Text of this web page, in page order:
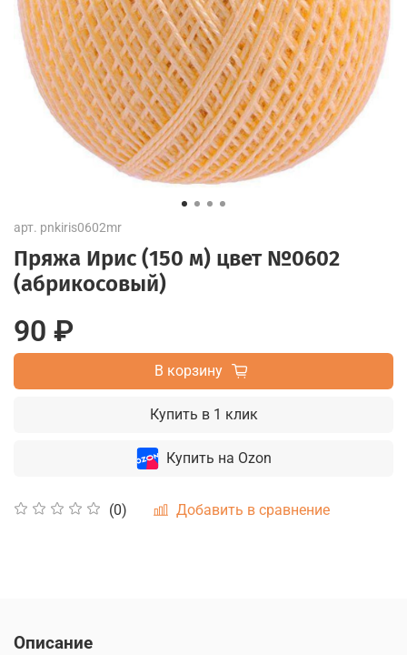
арт. pnkiris0602mr
Пряжа Ирис (150 м) цвет №0602
(абрикосовый)
(0) Добавить в сравнение
90 ₽
В корзину
Купить в 1 клик
Купить на Ozon
Описание